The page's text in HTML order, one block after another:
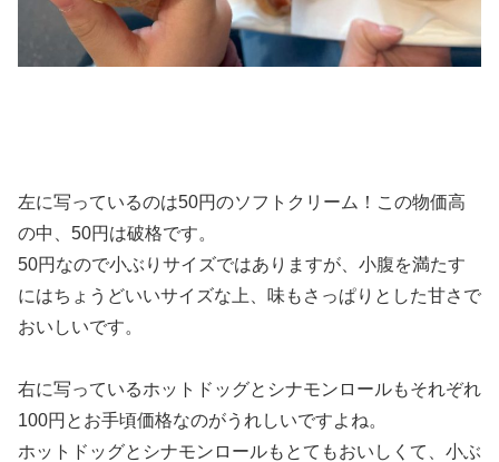
左に写っているのは50円のソフトクリーム！この物価高
の中、50円は破格です。
50円なので小ぶりサイズではありますが、小腹を満たす
にはちょうどいいサイズな上、味もさっぱりとした甘さで
おいしいです。
右に写っているホットドッグとシナモンロールもそれぞれ
100円とお手頃価格なのがうれしいですよね。
ホットドッグとシナモンロールもとてもおいしくて、小ぶ